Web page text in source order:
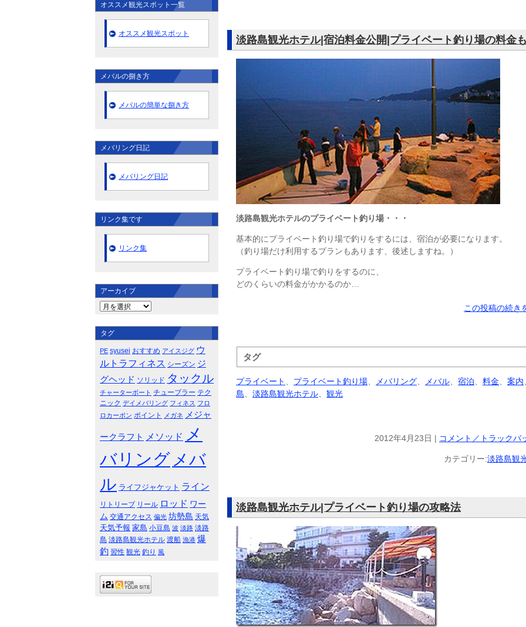
淡路島観光ホテル|宿泊料金公開|プライベート釣り場の料金
淡路島観光ホテルのプライベート釣り場・・・
基本的にプライベート釣り場で釣りをするには、宿泊が必要になります。
（釣り場だけ利用するプランもあります、後述しますね。）
プライベート釣り場で釣りをするのに、
どのくらいの料金がかかるのか…
この投稿の続き
タグ
プライベート プライベート釣り場 メバリング メバル 宿泊 料金 案内
島
淡路島観光ホテル 観光
2012年4月23日 | コメント／トラックバ
カテゴリー:淡路島観
淡路島観光ホテル|プライベート釣り場の攻略法
オススメ観光スポット一覧
オススメ観光スポット
メバルの捌き方
メバルの簡単な捌き方
メバリング日記
メバリング日記
リンク集です
リンク集
アーカイブ
タグ
PE syusei おすすめ アイスジグ ウ
ルトラフィネス シーズン ジ
グヘッド ソリッド タックル
チャーターボート チューブラー テク
ニック デイメバリング フィネス フロ
ロカーボン ポイント メガネ メジャ
ークラフト メソッド
メ
バリング メバ
ル ライフジャケット ライン
リトリーブ リール ロッド ワー
ム 交通アクセス 偏光 坊勢島 天気
天気予報 家島 小豆島 波 淡路 淡路
島 淡路島観光ホテル 渡船 漁港 爆
釣 習性 観光 釣り 風